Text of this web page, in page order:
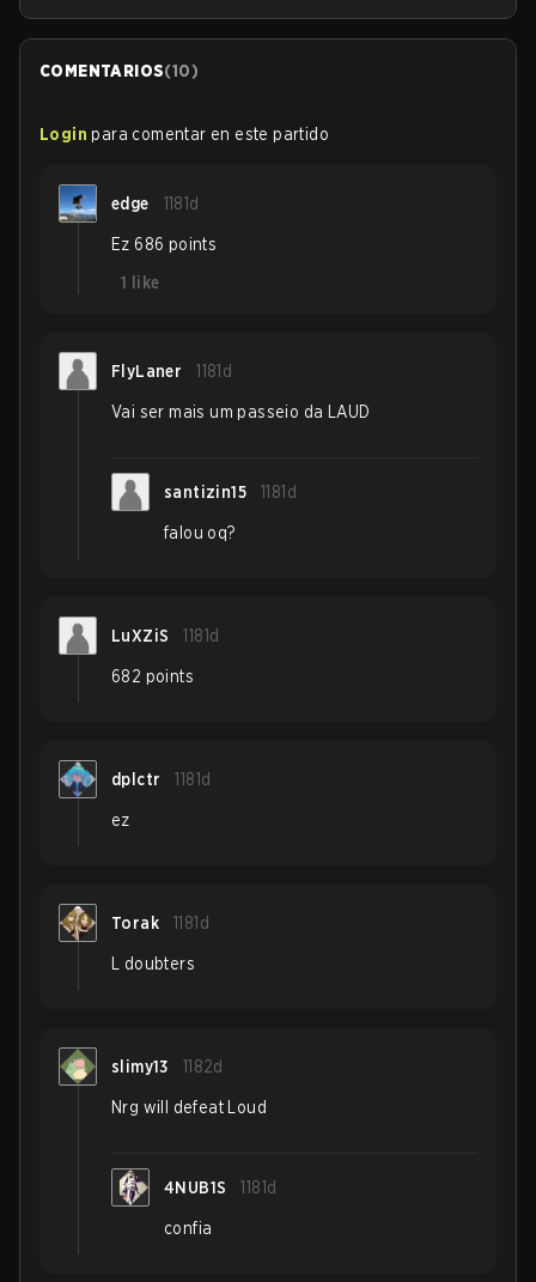
COMENTARIOS(10)
Login para comentar en este partido
edge 1181d
Ez 686 points
1
like
FlyLaner 1181d
Vai ser mais um passeio da LAUD
santizin15 1181d
falou oq?
LuXZiS 1181d
682 points
dplctr 1181d
ez
Torak 1181d
L doubters
slimy13 1182d
Nrg will defeat Loud
4NUB1S 1181d
confia